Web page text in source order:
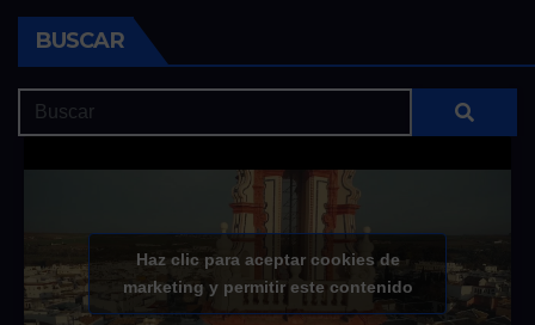
BUSCAR
Haz clic para aceptar cookies de
marketing y permitir este contenido